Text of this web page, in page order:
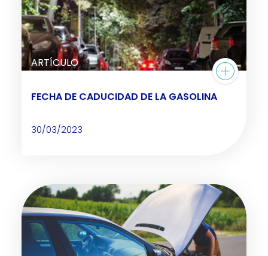
ARTÍCULO
FECHA DE CADUCIDAD DE LA GASOLINA
30/03/2023